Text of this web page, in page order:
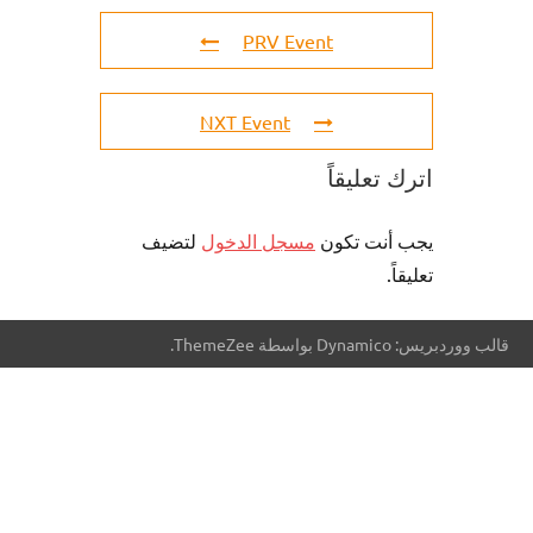
PRV Event
NXT Event
اترك تعليقاً
يجب أنت تكون مسجل الدخول لتضيف
تعليقاً.
قالب ووردبريس: Dynamico بواسطة ThemeZee.